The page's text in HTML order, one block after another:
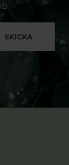
SKICKA